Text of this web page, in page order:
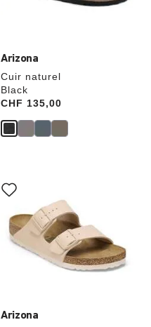
Arizona
Cuir naturel
Black
Price:
CHF 135,00
Arizona
sur
les
échantillons
couleurs
modifiera